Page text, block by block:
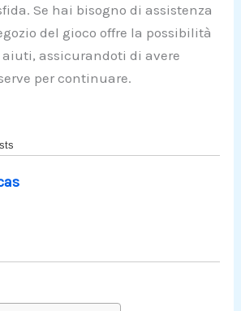
Se hai bisogno di assistenza
del gioco offre la possibilità
assicurandoti di avere
per continuare.